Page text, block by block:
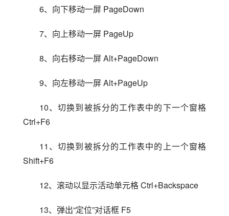
6、向下移动一屏 PageDown
7、向上移动一屏 PageUp
8、向右移动一屏 Alt+PageDown
9、向左移动一屏 Alt+PageUp
10、切换到被拆分的工作表中的下一个窗格
Ctrl+F6
11、切换到被拆分的工作表中的上一个窗格
Shift+F6
12、滚动以显示活动单元格 Ctrl+Backspace
13、弹出“定位”对话框 F5